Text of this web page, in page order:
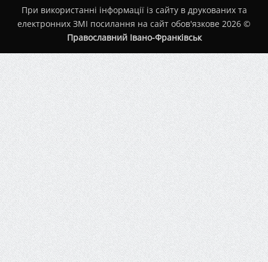
При використанні інформації із сайту в друкованих та
електронних ЗМІ посилання на сайт обов'язкове 2026 ©
Православний Івано-Франківськ